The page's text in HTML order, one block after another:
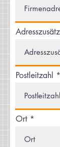
Postleitzahl
Ort